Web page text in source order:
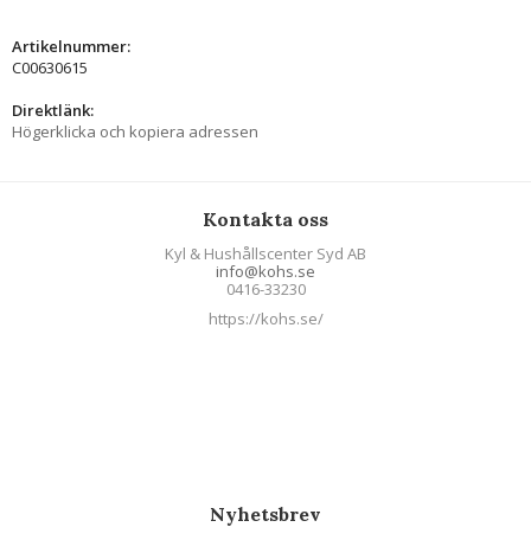
Artikelnummer:
C00630615
Direktlänk:
Högerklicka och kopiera adressen
Kontakta oss
Kyl & Hushållscenter Syd AB
info@kohs.se
0416-33230
https://kohs.se/
Nyhetsbrev